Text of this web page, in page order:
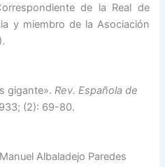
de la Real de
y miembro de la Asociación
gigante».Rev. Española de
(2): 69-80.
Albaladejo Paredes